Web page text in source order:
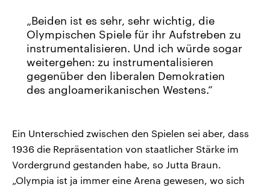
Beiden ist es sehr, sehr wichtig, die
Olympischen Spiele für ihr Aufstreben zu
instrumentalisieren. Und ich würde sogar
weitergehen: zu instrumentalisieren
gegenüber den liberalen Demokratien
des angloamerikanischen Westens.
Ein Unterschied zwischen den Spielen sei aber, dass
1936 die Repräsentation von staatlicher Stärke im
Vordergrund gestanden habe, so Jutta Braun.
„Olympia ist ja immer eine Arena gewesen, wo sich